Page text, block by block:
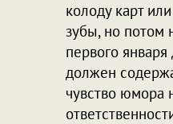
колоду карт
зубы, но потом
первого
должен
чувство юмора